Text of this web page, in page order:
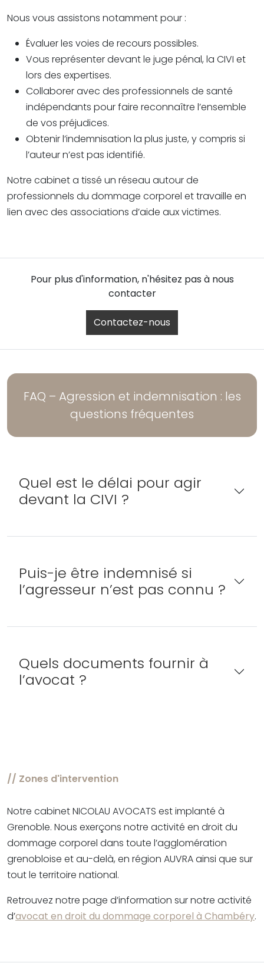
Nous vous assistons notamment pour :
Évaluer les voies de recours possibles.
Vous représenter devant le juge pénal, la CIVI et
lors des expertises.
Collaborer avec des professionnels de santé
indépendants pour faire reconnaître l’ensemble
de vos préjudices.
Obtenir l’indemnisation la plus juste, y compris si
l’auteur n’est pas identifié.
Notre cabinet a tissé un réseau autour de
professionnels du dommage corporel et travaille en
lien avec des associations d’aide aux victimes.
Pour plus d'information, n'hésitez pas à nous
contacter
Contactez-nous
FAQ – Agression et indemnisation : les
questions fréquentes
Quel est le délai pour agir
devant la CIVI ?
Puis-je être indemnisé si
l’agresseur n’est pas connu ?
Quels documents fournir à
l’avocat ?
// Zones d'intervention
Notre cabinet NICOLAU AVOCATS est implanté à
Grenoble. Nous exerçons notre activité en droit du
dommage corporel dans toute l’agglomération
grenobloise et au-delà, en région AUVRA ainsi que sur
tout le territoire national.
Retrouvez notre page d’information sur notre activité
d’avocat en droit du dommage corporel à Chambéry.